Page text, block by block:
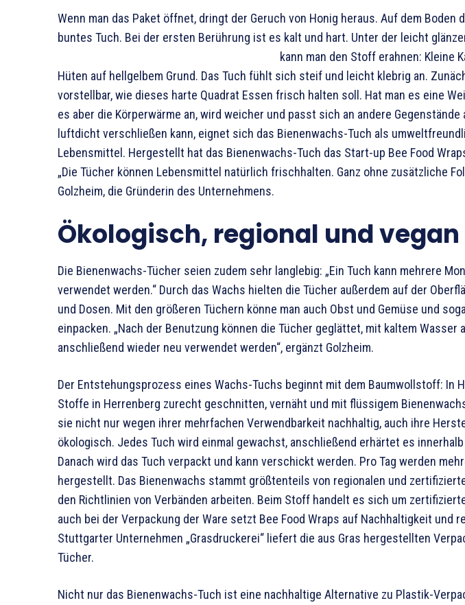
Wenn man das Paket öffnet, dringt der Geruch von Honig heraus. Auf dem Boden
buntes Tuch. Bei der ersten Berührung ist es kalt und hart. Unter der leicht
kann man den Stoff erahnen: Kleine
Hüten auf hellgelbem Grund. Das Tuch fühlt sich steif und leicht klebrig an.
vorstellbar, wie dieses harte Quadrat Essen frisch halten soll. Hat man es eine
es aber die Körperwärme an, wird weicher und passt sich an andere Gegenstände
luftdicht verschließen kann, eignet sich das Bienenwachs-Tuch als
Lebensmittel. Hergestellt hat das Bienenwachs-Tuch das Start-up Bee Food
„Die Tücher können Lebensmittel natürlich frischhalten. Ganz ohne zusätzliche
Golzheim, die Gründerin des Unternehmens.
Ökologisch, regional und vegan
Die Bienenwachs-Tücher seien zudem sehr langlebig: „Ein Tuch kann mehrere
verwendet werden.“ Durch das Wachs hielten die Tücher außerdem auf der
und Dosen. Mit den größeren Tüchern könne man auch Obst und Gemüse und
einpacken. „Nach der Benutzung können die Tücher geglättet, mit kaltem Wasser
anschließend wieder neu verwendet werden“, ergänzt Golzheim.
Der Entstehungsprozess eines Wachs-Tuchs beginnt mit dem Baumwollstoff: In
Stoffe in Herrenberg zurecht geschnitten, vernäht und mit flüssigem
sie nicht nur wegen ihrer mehrfachen Verwendbarkeit nachhaltig, auch ihre
ökologisch. Jedes Tuch wird einmal gewachst, anschließend erhärtet es
Danach wird das Tuch verpackt und kann verschickt werden. Pro Tag werden
hergestellt. Das Bienenwachs stammt größtenteils von regionalen und
den Richtlinien von Verbänden arbeiten. Beim Stoff handelt es sich um
auch bei der Verpackung der Ware setzt Bee Food Wraps auf Nachhaltigkeit und
Stuttgarter Unternehmen „Grasdruckerei“ liefert die aus Gras hergestellten
Tücher.
Nicht nur das Bienenwachs-Tuch ist eine nachhaltige Alternative zu Plastik-